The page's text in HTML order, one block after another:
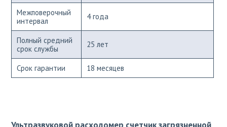
Межповерочный
интервал
4 года
Полный средний
срок службы
25 лет
Срок гарантии 18 месяцев